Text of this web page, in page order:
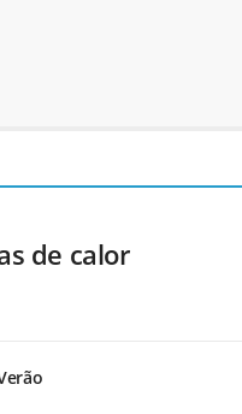
de calor